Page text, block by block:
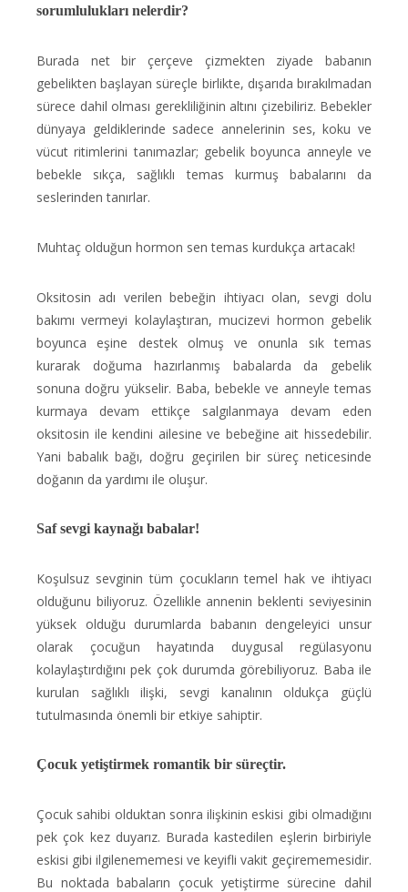
sorumlulukları nelerdir?
Burada net bir çerçeve çizmekten ziyade babanın
gebelikten başlayan süreçle birlikte, dışarıda bırakılmadan
sürece dahil olması gerekliliğinin altını çizebiliriz. Bebekler
dünyaya geldiklerinde sadece annelerinin ses, koku ve
vücut ritimlerini tanımazlar; gebelik boyunca anneyle ve
bebekle sıkça, sağlıklı temas kurmuş babalarını da
seslerinden tanırlar.
Muhtaç olduğun hormon sen temas kurdukça artacak!
Oksitosin adı verilen bebeğin ihtiyacı olan, sevgi dolu
bakımı vermeyi kolaylaştıran, mucizevi hormon gebelik
boyunca eşine destek olmuş ve onunla sık temas
kurarak doğuma hazırlanmış babalarda da gebelik
sonuna doğru yükselir. Baba, bebekle ve anneyle temas
kurmaya devam ettikçe salgılanmaya devam eden
oksitosin ile kendini ailesine ve bebeğine ait hissedebilir.
Yani babalık bağı, doğru geçirilen bir süreç neticesinde
doğanın da yardımı ile oluşur.
Saf sevgi kaynağı babalar!
Koşulsuz sevginin tüm çocukların temel hak ve ihtiyacı
olduğunu biliyoruz. Özellikle annenin beklenti seviyesinin
yüksek olduğu durumlarda babanın dengeleyici unsur
olarak çocuğun hayatında duygusal regülasyonu
kolaylaştırdığını pek çok durumda görebiliyoruz. Baba ile
kurulan sağlıklı ilişki, sevgi kanalının oldukça güçlü
tutulmasında önemli bir etkiye sahiptir.
Çocuk yetiştirmek romantik bir süreçtir.
Çocuk sahibi olduktan sonra ilişkinin eskisi gibi olmadığını
pek çok kez duyarız. Burada kastedilen eşlerin birbiriyle
eskisi gibi ilgilenememesi ve keyifli vakit geçirememesidir.
Bu noktada babaların çocuk yetiştirme sürecine dahil